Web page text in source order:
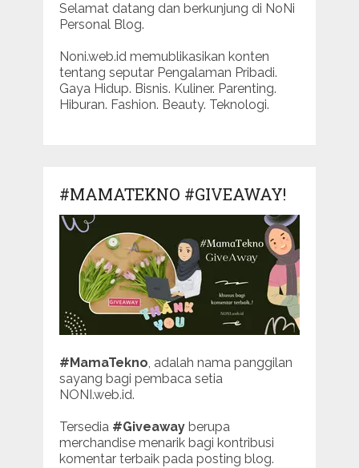
Selamat datang dan berkunjung di NoNi
Personal Blog.
Noni.web.id memublikasikan konten
tentang seputar Pengalaman Pribadi.
Gaya Hidup. Bisnis. Kuliner. Parenting.
Hiburan. Fashion. Beauty. Teknologi.
#MAMATEKNO #GIVEAWAY!
#MamaTekno, adalah nama panggilan
sayang bagi pembaca setia
NONI.web.id.
Tersedia #Giveawayberupa
merchandise menarik bagi kontribusi
komentar terbaik pada posting blog.